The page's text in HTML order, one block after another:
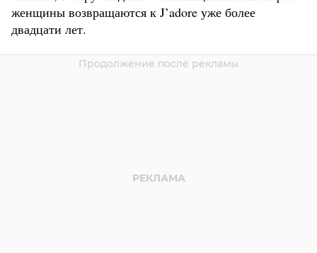
женщины возвращаются к J’adore уже более
двадцати лет.